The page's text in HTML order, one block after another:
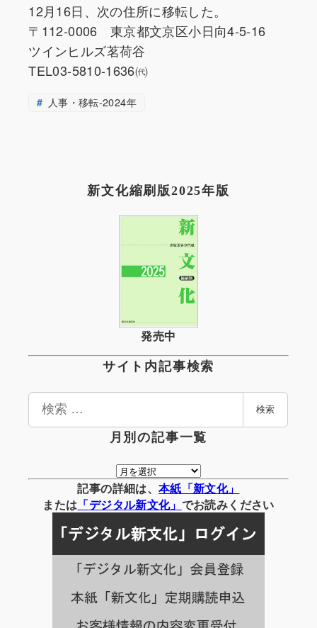
12月16日、次の住所に移転した。
〒112-0006 東京都文京区小日向4-5-16
ツインヒルズ茗荷谷
TEL03-5810-1636㈹
人事・移転-2024年
新文化縮刷版2025年版
発売中
サイト内記事検索
検
検索
月別の記事一覧
月
別
の
事
一
覧
記事の詳細は、 本紙「新文化」
または 「デジタル新文化」 でお読みください